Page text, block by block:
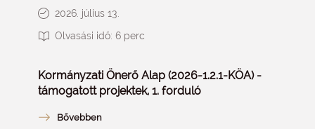
2026. július 13.
Olvasási idő: 6 perc
Kormányzati Önerő Alap (2026-1.2.1-KÖA) -
támogatott projektek, 1. forduló